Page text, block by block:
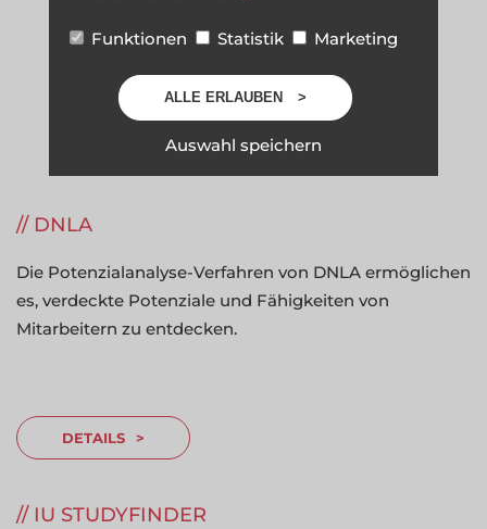
GESPRÄCH VEREINBAREN
REFERENZEN
---------------
DNLA
Die Potenzialanalyse-Verfahren von DNLA ermöglichen
es, verdeckte Potenziale und Fähigkeiten von
Mitarbeitern zu entdecken.
DETAILS
IU STUDYFINDER
Funktionen Statistik Marketing
ALLE ERLAUBEN
Auswahl speichern